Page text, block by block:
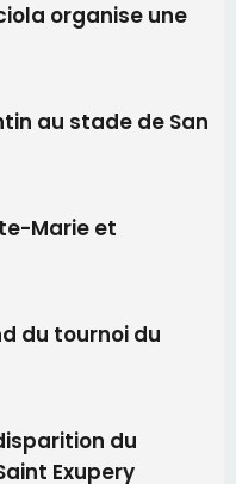
à Cruculi le
organise une
au stade de San